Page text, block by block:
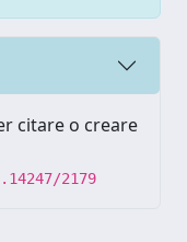
citare o creare
2179